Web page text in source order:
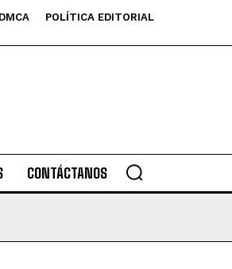
DMCA
POLÍTICA EDITORIAL
CONTÁCTANOS